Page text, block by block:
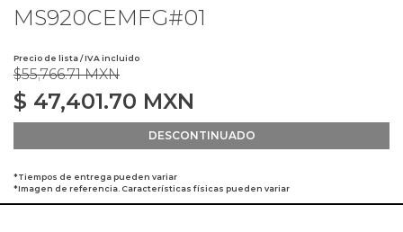
MS920CEMFG#01
Precio de lista / IVA incluido
$55,766.71 MXN
$ 47,401.70 MXN
DESCONTINUADO
*Tiempos de entrega pueden variar
*Imagen de referencia. Características físicas pueden variar